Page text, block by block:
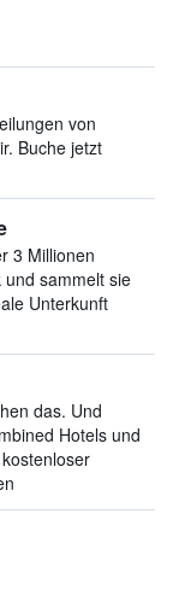
von
Buche jetzt
3 Millionen
sammelt sie
Unterkunft
das. Und
Hotels und